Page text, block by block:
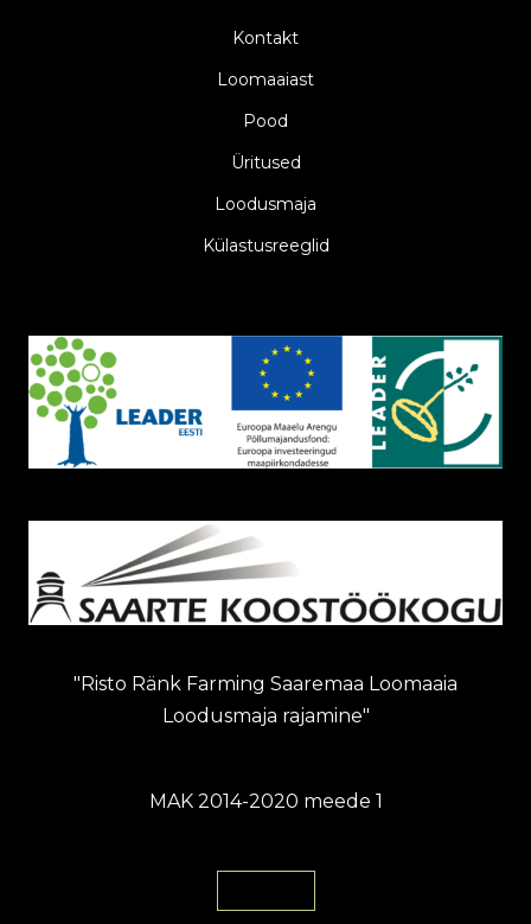
Kontakt
Loomaaiast
Pood
Üritused
Loodusmaja
Külastusreeglid
"Risto Ränk Farming Saaremaa Loomaaia
Loodusmaja rajamine"
MAK 2014-2020 meede 1